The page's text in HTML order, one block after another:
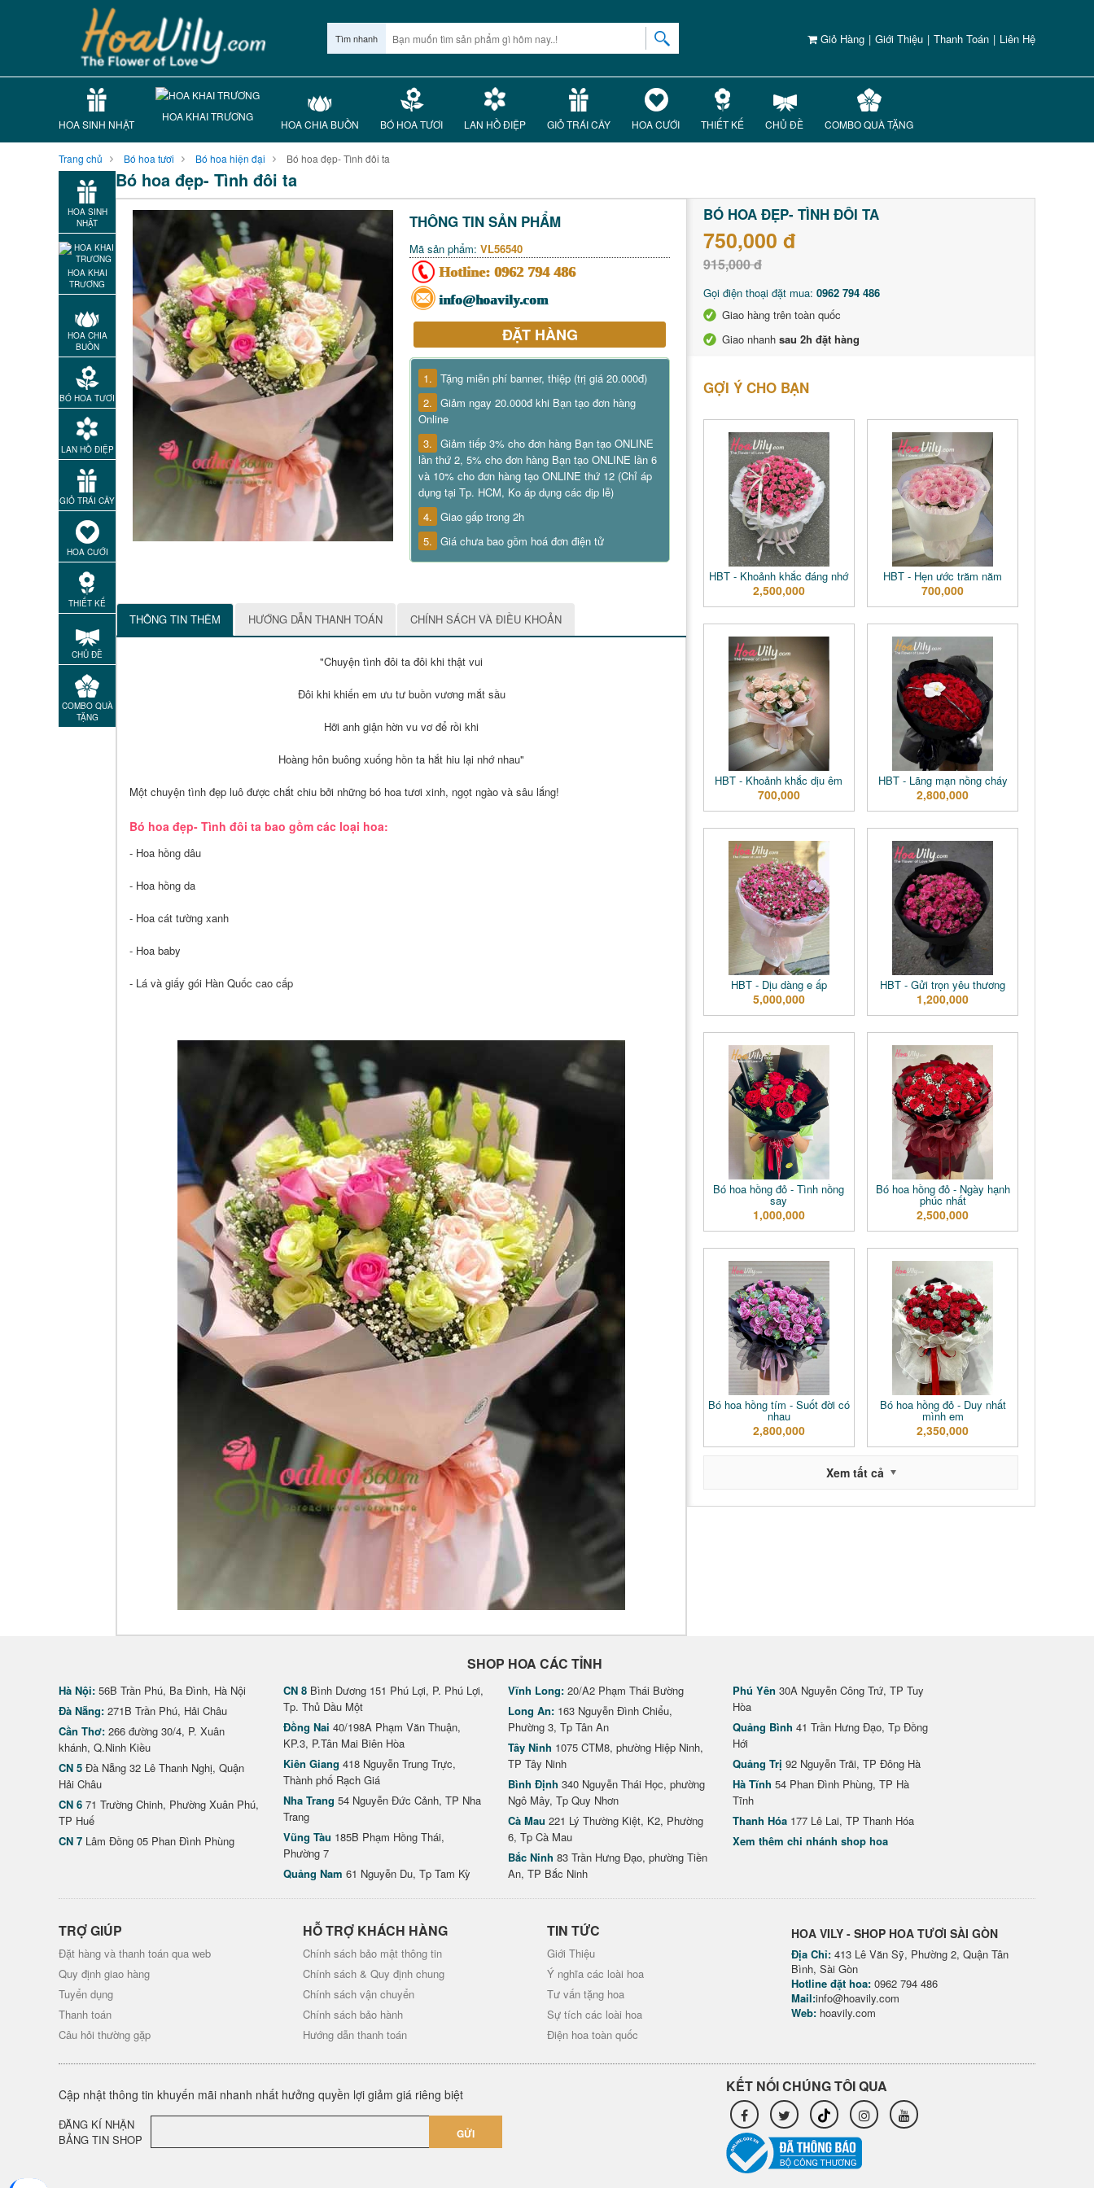
Giỏ Hàng | Giới Thiệu | Thanh Toán | Liên Hệ
Tìm nhanh
HOA SINH NHẬT
HOA KHAI TRƯƠNG
HOA CHIA BUỒN BÓ HOA TƯƠI LAN HỒ ĐIỆP GIỎ TRÁI CÂY HOA CƯỚI THIẾT KẾ CHỦ ĐỀ COMBO QUÀ TẶNG
Trang chủ Bó hoa tươi Bó hoa hiện đại Bó hoa đẹp- Tình đôi ta
HOA SINH
NHẬT
HOA KHAI
TRƯƠNG
HOA CHIA
BUỒN
BÓ HOA TƯƠI
LAN HỒ ĐIỆP
GIỎ TRÁI CÂY
HOA CƯỚI
THIẾT KẾ
CHỦ ĐỀ
COMBO QUÀ
TẶNG
Bó hoa đẹp- Tình đôi ta
THÔNG TIN SẢN PHẨM
Mã sản phẩm: VL56540
Hotline: 0962 794 486
info@hoavily.com
ĐẶT HÀNG
1. Tặng miễn phí banner, thiệp (trị giá 20.000đ)
2. Giảm ngay 20.000đ khi Bạn tạo đơn hàng
Online
3. Giảm tiếp 3% cho đơn hàng Bạn tạo ONLINE
lần thứ 2, 5% cho đơn hàng Bạn tạo ONLINE lần 6
và 10% cho đơn hàng tạo ONLINE thứ 12 (Chỉ áp
dụng tại Tp. HCM, Ko áp dụng các dịp lễ)
4. Giao gấp trong 2h
5. Giá chưa bao gồm hoá đơn điện tử
THÔNG TIN THÊM HƯỚNG DẪN THANH TOÁN CHÍNH SÁCH VÀ ĐIỀU KHOẢN
"Chuyện tình đôi ta đôi khi thật vui
Đôi khi khiến em ưu tư buồn vương mắt sầu
Hỡi anh giận hờn vu vơ để rồi khi
Hoàng hôn buông xuống hồn ta hắt hiu lại nhớ nhau"
Một chuyện tình đẹp luô được chắt chiu bởi những bó hoa tươi xinh, ngọt ngào và sâu lắng!
Bó hoa đẹp- Tình đôi ta bao gồm các loại hoa:
- Hoa hồng dâu
- Hoa hồng da
- Hoa cát tường xanh
- Hoa baby
- Lá và giấy gói Hàn Quốc cao cấp
BÓ HOA ĐẸP- TÌNH ĐÔI TA
750,000 đ
915,000 đ
Gọi điện thoại đặt mua: 0962 794 486
Giao hàng trên toàn quốc
Giao nhanh sau 2h đặt hàng
GỢI Ý CHO BẠN
HBT - Khoảnh khắc đáng nhớ
2,500,000
HBT - Hẹn ước trăm năm
700,000
HBT - Khoảnh khắc dịu êm
700,000
HBT - Lãng mạn nồng cháy
2,800,000
HBT - Dịu dàng e ấp
5,000,000
HBT - Gửi trọn yêu thương
1,200,000
Bó hoa hồng đỏ - Tình nồng
say
1,000,000
Bó hoa hồng đỏ - Ngày hạnh
phúc nhất
2,500,000
Bó hoa hồng tím - Suốt đời có
nhau
2,800,000
Bó hoa hồng đỏ - Duy nhất
mình em
2,350,000
Xem tất cả
SHOP HOA CÁC TỈNH
Hà Nội: 56B Trần Phú, Ba Đình, Hà Nội
Đà Nẵng: 271B Trần Phú, Hải Châu
Cần Thơ: 266 đường 30/4, P. Xuân
khánh, Q.Ninh Kiều
CN 5 Đà Nẵng 32 Lê Thanh Nghị, Quận
Hải Châu
CN 6 71 Trường Chinh, Phường Xuân Phú,
TP Huế
CN 7 Lâm Đồng 05 Phan Đình Phùng
CN 8 Bình Dương 151 Phú Lợi, P. Phú Lợi,
Tp. Thủ Dầu Một
Đồng Nai 40/198A Phạm Văn Thuận,
KP.3, P.Tân Mai Biên Hòa
Kiên Giang 418 Nguyễn Trung Trực,
Thành phố Rạch Giá
Nha Trang 54 Nguyễn Đức Cảnh, TP Nha
Trang
Vũng Tàu 185B Phạm Hồng Thái,
Phường 7
Quảng Nam 61 Nguyễn Du, Tp Tam Kỳ
Vĩnh Long: 20/A2 Phạm Thái Bường
Long An: 163 Nguyễn Đình Chiểu,
Phường 3, Tp Tân An
Tây Ninh 1075 CTM8, phường Hiệp Ninh,
TP Tây Ninh
Bình Định 340 Nguyễn Thái Học, phường
Ngô Mây, Tp Quy Nhơn
Cà Mau 221 Lý Thường Kiệt, K2, Phường
6, Tp Cà Mau
Bắc Ninh 83 Trần Hưng Đạo, phường Tiền
An, TP Bắc Ninh
Phú Yên 30A Nguyễn Công Trứ, TP Tuy
Hòa
Quảng Bình 41 Trần Hưng Đạo, Tp Đồng
Hới
Quảng Trị 92 Nguyễn Trãi, TP Đông Hà
Hà Tĩnh 54 Phan Đình Phùng, TP Hà
Tĩnh
Thanh Hóa 177 Lê Lai, TP Thanh Hóa
Xem thêm chi nhánh shop hoa
TRỢ GIÚP
Đặt hàng và thanh toán qua web
Quy định giao hàng
Tuyển dụng
Thanh toán
Câu hỏi thường gặp
HỖ TRỢ KHÁCH HÀNG
Chính sách bảo mật thông tin
Chính sách & Quy định chung
Chính sách vận chuyển
Chính sách bảo hành
Hướng dẫn thanh toán
TIN TỨC
Giới Thiệu
Ý nghĩa các loài hoa
Tư vấn tặng hoa
Sự tích các loài hoa
Điện hoa toàn quốc
HOA VILY - SHOP HOA TƯƠI SÀI GÒN
Địa Chỉ: 413 Lê Văn Sỹ, Phường 2, Quận Tân
Bình, Sài Gòn
Hotline đặt hoa: 0962 794 486
Mail:info@hoavily.com
Web: hoavily.com
Cập nhật thông tin khuyến mãi nhanh nhất hưởng quyền lợi giảm giá riêng biệt
ĐĂNG KÍ NHẬN
BẢNG TIN SHOP
GỬI
KẾT NỐI CHÚNG TÔI QUA